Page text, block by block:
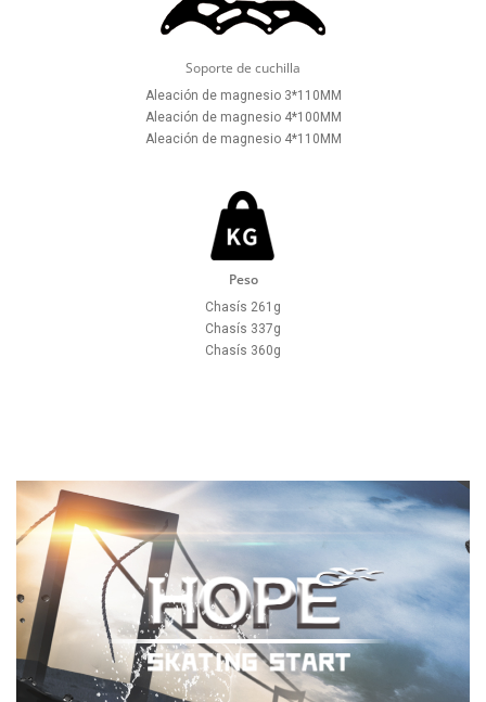
Soporte de cuchilla
Aleación de magnesio 3*110MM
Aleación de magnesio 4*100MM
Aleación de magnesio 4*110MM
Peso
Chasís 261g
Chasís 337g
Chasís 360g